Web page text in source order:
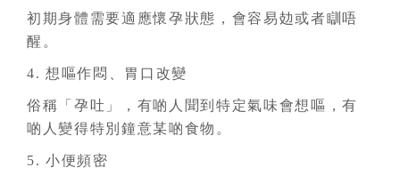
初期身體需要適應懷孕狀態，會容易攰或者瞓唔
醒。
4. 想嘔作悶、胃口改變
俗稱「孕吐」，有啲人聞到特定氣味會想嘔，有
啲人變得特別鐘意某啲食物。
5. 小便頻密